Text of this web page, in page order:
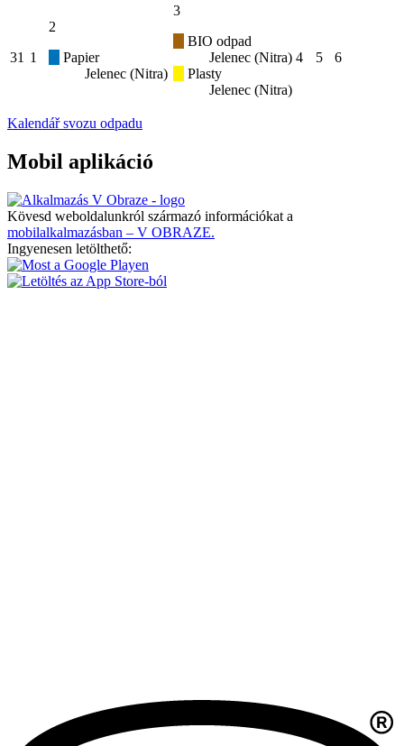
31 1
2
Papier
Jelenec (Nitra)
3
BIO odpad
Jelenec (Nitra)
Plasty
Jelenec (Nitra)
4 5 6
Kalendář svozu odpadu
Mobil aplikáció
Kövesd weboldalunkról származó információkat a
mobilalkalmazásban – V OBRAZE.
Ingyenesen letölthető: